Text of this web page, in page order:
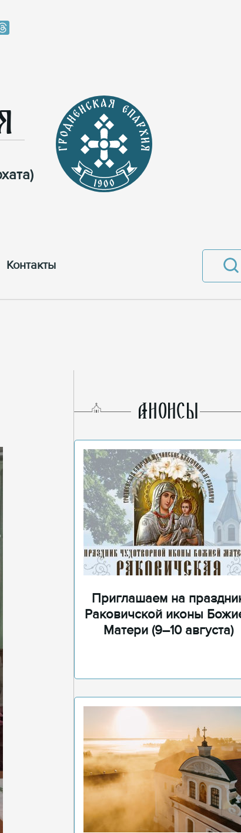
Контакты
AНОНСЫ
Приглашаем на
Раковичской иконы
Матери (9–10 августа)